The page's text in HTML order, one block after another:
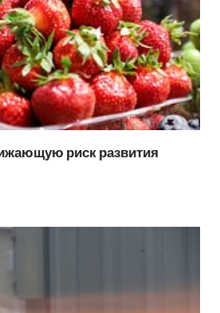
риск развития